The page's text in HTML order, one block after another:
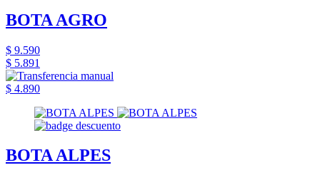
BOTA AGRO
$ 9.590
$ 5.891
$ 4.890
BOTA ALPES